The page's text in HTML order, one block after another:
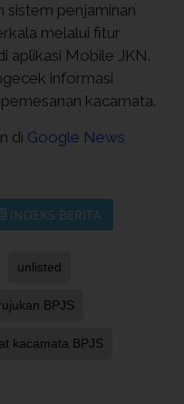
sistem penjaminan
melalui fitur
aplikasi Mobile JKN.
informasi
kacamata.
di Google News
INDEKS BERITA
unlisted
BPJS
kacamata BPJS